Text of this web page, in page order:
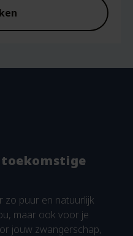
zo puur en natuurlijk
maar ook voor je
jouw zwangerschap,